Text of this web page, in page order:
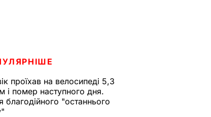
проїхав на велосипеді 5,3
і помер наступного дня.
благодійного "останнього